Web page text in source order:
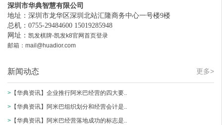
深圳市华典智慧有限公司
地址：深圳市龙华区深圳北站汇隆商务中心一号楼9楼
总机：0755-29484600 15019285948
网址： 凯发棋牌-凯发k8官网首页登录
邮箱： mail@huadior.com
更多>
新闻动态
> 【华典资讯】企业推行阿米巴经营的四大要..
> 【华典资讯】阿米巴组织划分和经营会计是..
> 【华典资讯】阿米巴经营落地成功的标志是..